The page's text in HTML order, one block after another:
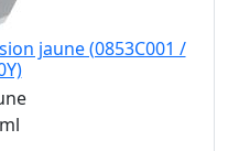
jaune (0853C001 /